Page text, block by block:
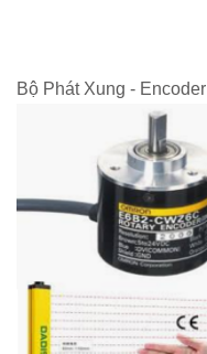
Bộ Phát Xung - Encoder